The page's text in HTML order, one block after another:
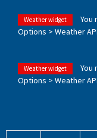
Weather widget
You
Options > Weather
Weather widget
You
Options > Weather